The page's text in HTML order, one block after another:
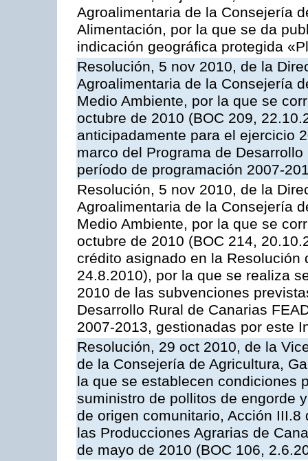
Agroalimentaria de la Consejería
Alimentación, por la que se da
indicación geográfica protegida
Resolución, 5 nov 2010, de la
Agroalimentaria de la Consejería
Medio Ambiente, por la que se
octubre de 2010 (BOC 209,
anticipadamente para el ejercicio
marco del Programa de
período de programación 2007-
Resolución, 5 nov 2010, de la
Agroalimentaria de la Consejería
Medio Ambiente, por la que se
octubre de 2010 (BOC 214,
crédito asignado en la Resolución
24.8.2010), por la que se realiza
2010 de las subvenciones
Desarrollo Rural de Canarias
2007-2013, gestionadas por este
Resolución, 29 oct 2010, de la
de la Consejería de Agricultura,
la que se establecen condiciones
suministro de pollitos de engorde
de origen comunitario, Acción
las Producciones Agrarias de
de mayo de 2010 (BOC 106,